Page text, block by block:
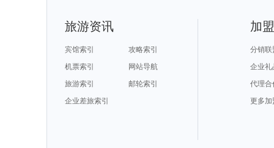
旅游资讯
宾馆索引
攻略索引
机票索引
网站导航
旅游索引
邮轮索引
企业差旅索引
加
分销联
企业礼
代理合
更多加